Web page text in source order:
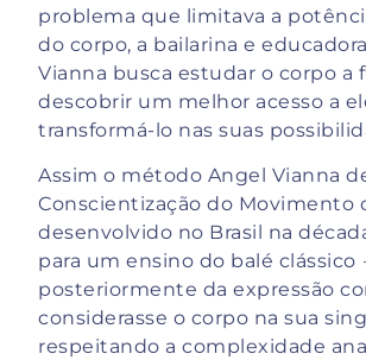
problema que limitava a
do corpo, a bailarina e
Vianna busca estudar o corpo a
descobrir um melhor acesso a
transformá-lo nas suas
Assim o método Angel Vianna
Conscientização do Movimento
desenvolvido no Brasil na
para um ensino do balé clássico
posteriormente da expressão
considerasse o corpo na sua
respeitando a complexidade